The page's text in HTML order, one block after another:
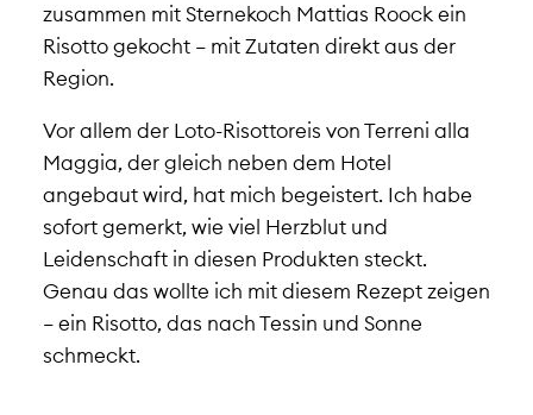
zusammen mit Sternekoch Mattias Roock ein
Risotto gekocht – mit Zutaten direkt aus der
Region.
Vor allem der Loto-Risottoreis von Terreni alla
Maggia, der gleich neben dem Hotel
angebaut wird, hat mich begeistert. Ich habe
sofort gemerkt, wie viel Herzblut und
Leidenschaft in diesen Produkten steckt.
Genau das wollte ich mit diesem Rezept zeigen
– ein Risotto, das nach Tessin und Sonne
schmeckt.